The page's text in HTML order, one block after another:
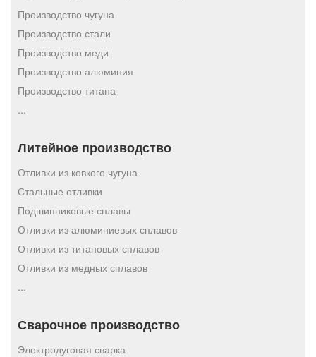
Производство чугуна
Производство стали
Производство меди
Производство алюминия
Производство титана
...
Литейное производство
Отливки из ковкого чугуна
Стальные отливки
Подшипниковые сплавы
Отливки из алюминиевых сплавов
Отливки из титановых сплавов
Отливки из медных сплавов
...
Сварочное производство
Электродуговая сварка